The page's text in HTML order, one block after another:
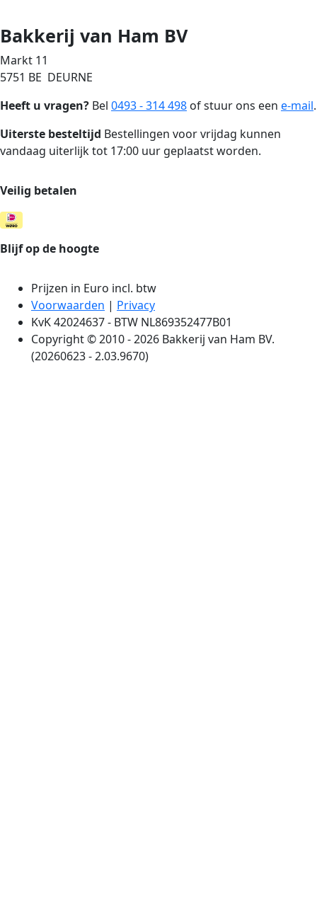
Bakkerij van Ham BV
Markt 11
5751 BE DEURNE
Heeft u vragen? Bel 0493 - 314 498 of stuur ons een e-mail.
Uiterste besteltijd Bestellingen voor vrijdag kunnen
vandaag uiterlijk tot 17:00 uur geplaatst worden.
Veilig betalen
Blijf op de hoogte
Prijzen in Euro incl. btw
Voorwaarden | Privacy
KvK 42024637 - BTW NL869352477B01
Copyright © 2010 - 2026 Bakkerij van Ham BV.
(20260623 - 2.03.9670)